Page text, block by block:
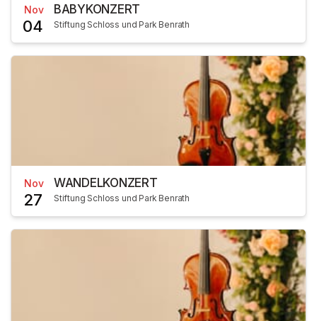
Nov
04
BABYKONZERT
Stiftung Schloss und Park Benrath
Nov
27
WANDELKONZERT
Stiftung Schloss und Park Benrath